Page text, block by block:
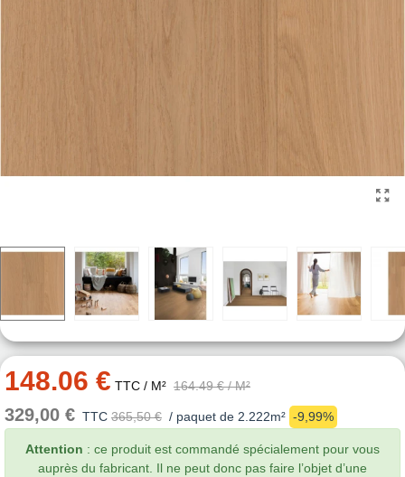
148.06 € TTC / M² 164.49 € / M²
329,00 € TTC 365,50 € / paquet de 2.222m² -9,99%
Attention : ce produit est commandé spécialement pour vous
auprès du fabricant. Il ne peut donc pas faire l’objet d’une